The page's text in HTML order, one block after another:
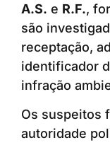
A.S. e R.F.,
são
receptação,
identificador
infração
Os suspeitos
autoridade